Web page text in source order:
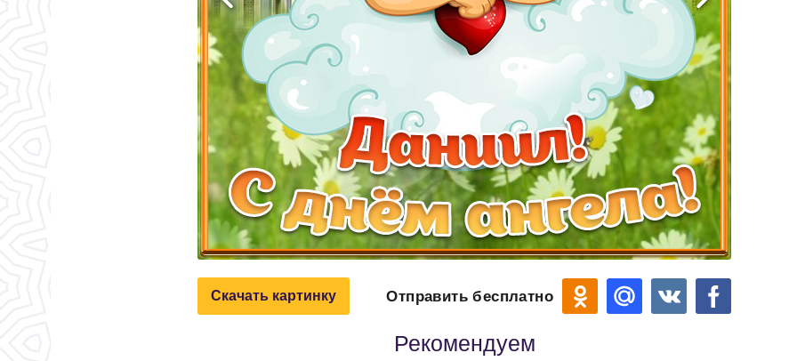
Скачать картинку Отправить бесплатно
Рекомендуем